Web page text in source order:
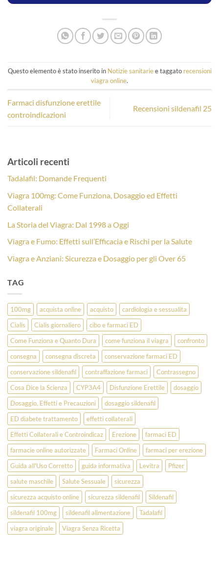
Questo elemento è stato inserito in Notizie sanitariee taggato recensioni
viagra online.
Farmaci disfunzione erettile
controindicazioni
Recensioni sildenafil 25
Articoli recenti
Tadalafil: Domande Frequenti
Viagra 100mg: Come Funziona, Dosaggio ed Effetti
Collaterali
La Storia del Viagra: Dal 1998 a Oggi
Viagra e Fumo: Effetti sull’Efficacia e Rischi per la Salute
Viagra e Anziani: Sicurezza e Dosaggio per gli Over 65
TAG
100mg acquista online acquisto
cardiologia e sessualita
Cialis
Cialis giornaliero
cibo e farmaci ED
Come Funziona e Quanto Dura
come funziona il viagra
confronto
consegna
consegna discreta
conservazione farmaci ED
conservazione sildenafil
contraffazione farmaci
Contrassegno
Cosa Dice la Scienza
CYP3A4 Disfunzione Erettile
dosaggio
Dosaggio, Effetti e Precauzioni
dosaggio sildenafil
ED diabete trattamento
effetti collaterali
Effetti Collaterali e Controindicaz
Erezione
farmaci ED
farmacie online autorizzate
Farmaci Online
farmaci per erezione
Guida all'Uso Corretto
guida informativa Levitra
Pfizer
salute maschile
Salute Sessuale
sicurezza
sicurezza acquisto online
sicurezza sildenafil
Sildenafil
sildenafil 100mg
sildenafil alimentazione
Tadalafil
viagra originale
Viagra Senza Ricetta